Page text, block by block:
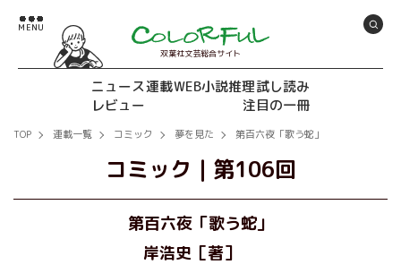
双葉社文芸総合サイト
ニュース連載WEB小説推理試し読み
レビュー
注目の一冊
TOP 連載一覧 コミック 夢を見た 第百六夜「歌う蛇」
コミック ｜ 第106回
第百六夜「歌う蛇」
岸浩史［著］